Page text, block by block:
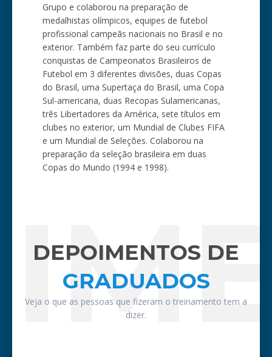
Grupo e colaborou na preparação de
medalhistas olímpicos, equipes de futebol
profissional campeãs nacionais no Brasil e no
exterior. Também faz parte do seu currículo
conquistas de Campeonatos Brasileiros de
Futebol em 3 diferentes divisões, duas Copas
do Brasil, uma Supertaça do Brasil, uma Copa
Sul-americana, duas Recopas Sulamericanas,
três Libertadores da América, sete títulos em
clubes no exterior, um Mundial de Clubes FIFA
e um Mundial de Seleções. Colaborou na
preparação da seleção brasileira em duas
Copas do Mundo (1994 e 1998).
DEPOIMENTOS DE
GRADUADOS
Veja o que as pessoas que fizeram o treinamento tem a
dizer.